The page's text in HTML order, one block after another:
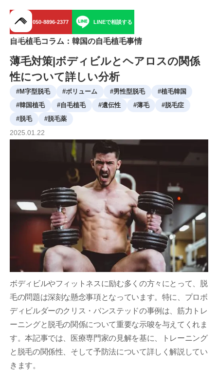
menu
050-8896-2377 LINEで相談する
自毛植毛コラム：韓国の自毛植毛事情
薄毛対策|ボディビルとヘアロスの関係
性について詳しい分析
#M字型脱毛 #ボリューム #男性型脱毛 #植毛韓国
#韓国植毛 #自毛植毛 #遺伝性 #薄毛 #脱毛症
#脱毛 #脱毛薬
2025 01 22
ボディビルやフィットネスに励む多くの方々にとって、脱
毛の問題は深刻な懸念事項となっています。特に、プロボ
ディビルダーのクリス・バンステッドの事例は、筋力トレ
ーニングと脱毛の関係について重要な示唆を与えてくれま
す。本記事では、医療専門家の見解を基に、トレーニング
と脱毛の関係性、そして予防法について詳しく解説してい
きます。